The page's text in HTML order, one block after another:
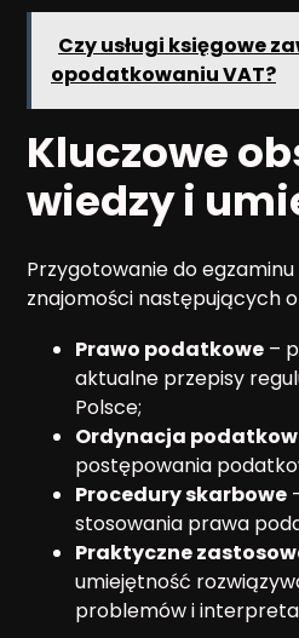
Czy usługi księgowe
opodatkowaniu VAT?
Kluczowe
wiedzy i
Przygotowanie do
znajomości następujących
Prawo podatkowe –
aktualne przepisy
Polsce;
Ordynacja
postępowania
Procedury skarbowe
stosowania prawa
Praktyczne
umiejętność
problemów i